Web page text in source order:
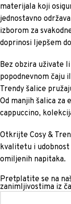
materijala koji
jednostavno
izborom za
doprinosi ljepšem
Bez obzira uživate
popodnevnom čaju
Trendy šalice
Od manjih šalica za
cappuccino,
Otkrijte Cosy &
kvalitetu i udobnost
omiljenih napitaka.
Pretplatite se na
zanimljivostima iz